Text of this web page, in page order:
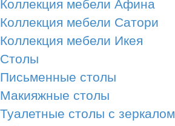
Коллекция мебели Сатори
Коллекция мебели Икея
Столы
Письменные столы
Макияжные столы
Туалетные столы с зеркалом